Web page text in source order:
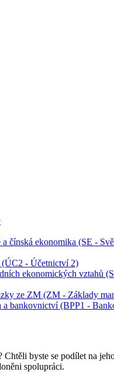
čínská ekonomika (SE -
(ÚC2 - Účetnictví 2)
ekonomických vztahů
ze ZM (ZM - Základy
a bankovnictví (BPP1 -
Chtěli byste se podílet na
spolupráci.